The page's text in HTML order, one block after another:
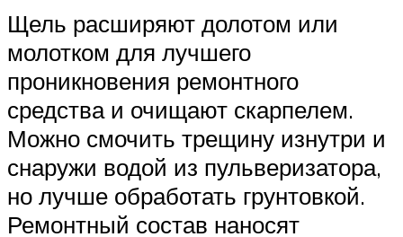
Щель расширяют долотом или
молотком для лучшего
проникновения ремонтного
средства и очищают скарпелем.
Можно смочить трещину изнутри и
снаружи водой из пульверизатора,
но лучше обработать грунтовкой.
Ремонтный состав наносят